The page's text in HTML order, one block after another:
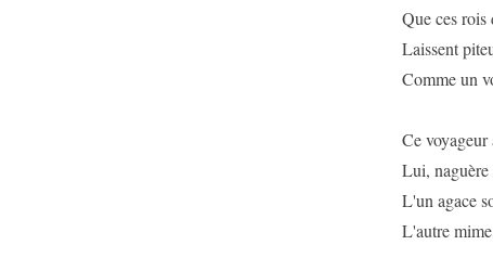
Que ces rois
Laissent
Comme un
Ce voyageur
Lui, naguère
L'un agace
L'autre